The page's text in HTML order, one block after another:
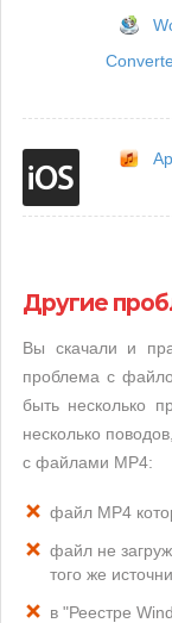
Другие
Вы скачали и
проблема с
быть несколько
несколько
с файлами MP4:
файл MP4
файл не
того же
в "Реестре